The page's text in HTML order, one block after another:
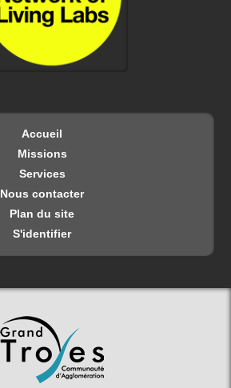
Accueil
Missions
Services
Nous contacter
Plan du site
S'identifier